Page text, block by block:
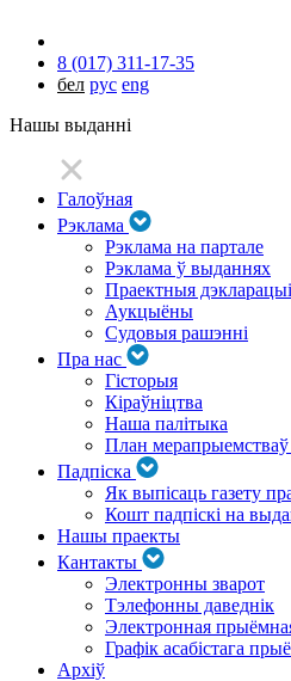
8 (017) 311-17-35
бел рус eng
Нашы выданні
Галоўная
Рэклама
Рэклама на партале
Рэклама ў выданнях
Праектныя дэкларацыі
Аукцыёны
Судовыя рашэнні
Пра нас
Гісторыя
Кіраўніцтва
Наша палітыка
План мерапрыемстваў
Падпіска
Як выпісаць газету
Кошт падпіскі на
Нашы праекты
Кантакты
Электронны зварот
Тэлефонны даведнік
Электронная
Графік асабістага
Архіў